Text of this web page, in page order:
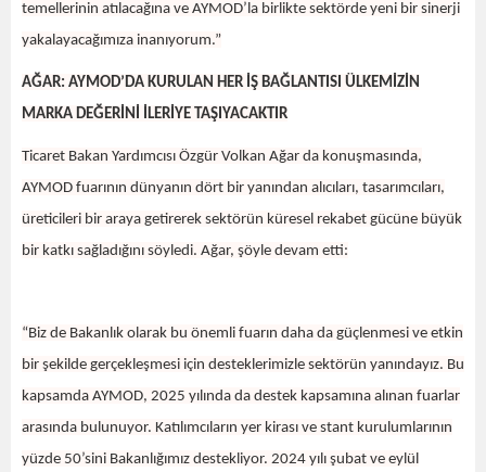
temellerinin atılacağına ve AYMOD’la birlikte sektörde yeni bir sinerji
yakalayacağımıza inanıyorum.”
AĞAR: AYMOD’DA KURULAN HER İŞ BAĞLANTISI ÜLKEMİZİN
MARKA DEĞERİNİ İLERİYE TAŞIYACAKTIR
Ticaret Bakan Yardımcısı Özgür Volkan Ağar da konuşmasında,
AYMOD fuarının dünyanın dört bir yanından alıcıları, tasarımcıları,
üreticileri bir araya getirerek sektörün küresel rekabet gücüne büyük
bir katkı sağladığını söyledi. Ağar, şöyle devam etti:
“Biz de Bakanlık olarak bu önemli fuarın daha da güçlenmesi ve etkin
bir şekilde gerçekleşmesi için desteklerimizle sektörün yanındayız. Bu
kapsamda AYMOD, 2025 yılında da destek kapsamına alınan fuarlar
arasında bulunuyor. Katılımcıların yer kirası ve stant kurulumlarının
yüzde 50’sini Bakanlığımız destekliyor. 2024 yılı şubat ve eylül